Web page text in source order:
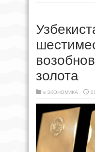
золота
в ЭКОНОМИКА